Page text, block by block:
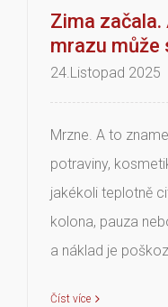
Zima začala.
mrazu
24.Listopad 2025
Mrzne. A to
potraviny,
jakékoli teplotně
kolona, pauza
a náklad je
Číst více